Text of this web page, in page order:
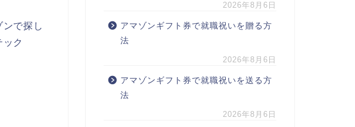
で探し
ック
2026年8月6日
アマゾンギフト券で就職祝いを贈る方
法
2026年8月6日
アマゾンギフト券で就職祝いを送る方
法
2026年8月6日